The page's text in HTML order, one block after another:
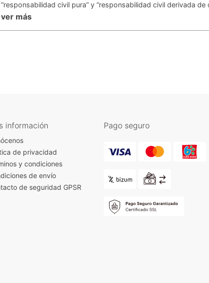
“responsabilidad civil pura” y “responsabilidad civil derivada de
ver más
información
de privacidad
y condiciones
de envío
de seguridad GPSR
Pago seguro